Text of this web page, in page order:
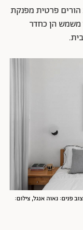
פרטית מפנקת
משמש הן כחדר
פנים: נאוה אנגל, צילום: